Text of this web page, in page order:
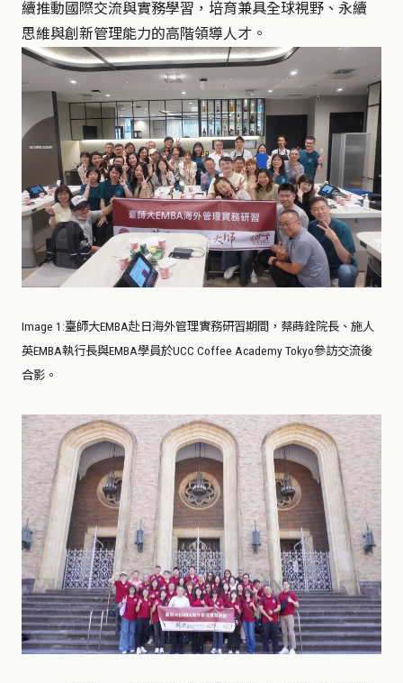
續推動國際交流與實務學習，培育兼具全球視野、永續
思維與創新管理能力的高階領導人才。
Image 1 :臺師大EMBA赴日海外管理實務研習期間，蔡蒔銓院長、施人
英EMBA執行長與EMBA學員於UCC Coffee Academy Tokyo參訪交流後
合影。